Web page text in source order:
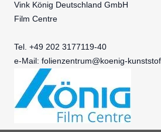
Vink König Deutschland GmbH
Film Centre
Tel. +49 202 3177119-40
e-Mail: folienzentrum@koenig-